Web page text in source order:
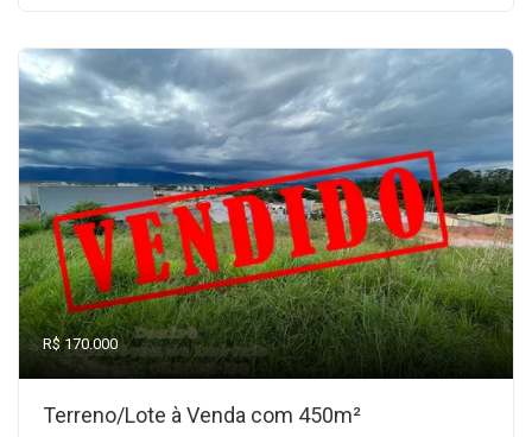
R$ 170.000
Terreno/Lote à Venda com 450m²